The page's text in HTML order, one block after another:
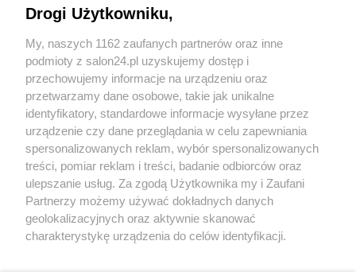
Sport
Społeczeństwo
Kultura
X Facebook Instagram Youtube
Drogi Użytkowniku,
My, naszych 1162 zaufanych partnerów oraz inne
podmioty z salon24.pl uzyskujemy dostęp i
przechowujemy informacje na urządzeniu oraz
przetwarzamy dane osobowe, takie jak unikalne
identyfikatory, standardowe informacje wysyłane przez
urządzenie czy dane przeglądania w celu zapewniania
spersonalizowanych reklam, wybór spersonalizowanych
treści, pomiar reklam i treści, badanie odbiorców oraz
ulepszanie usług. Za zgodą Użytkownika my i Zaufani
Partnerzy możemy używać dokładnych danych
geolokalizacyjnych oraz aktywnie skanować
charakterystykę urządzenia do celów identyfikacji.